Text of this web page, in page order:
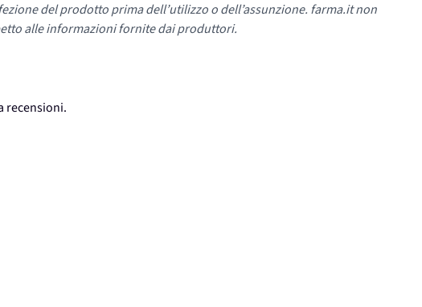
del prodotto prima dell’utilizzo o dell’assunzione. farma.it non
alle informazioni fornite dai produttori.
recensioni.